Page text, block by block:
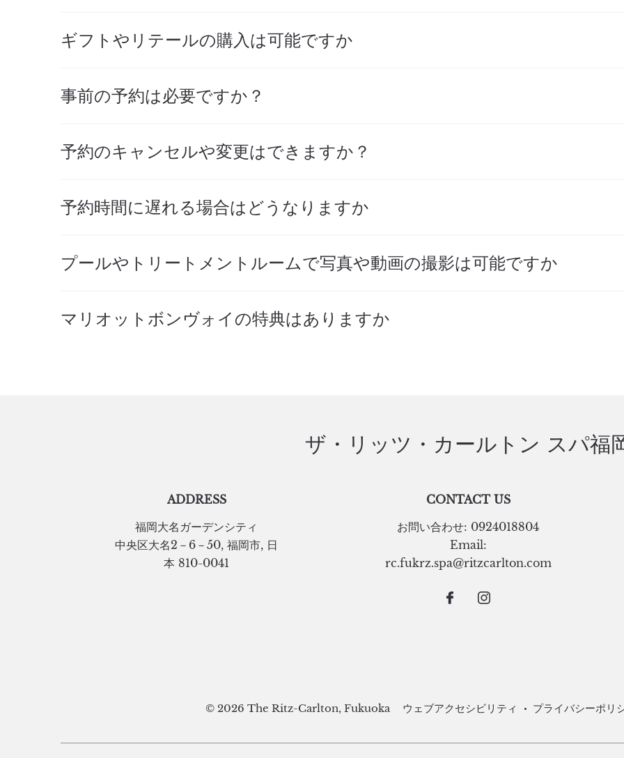
ギフトやリテールの購入は可能ですか
事前の予約は必要ですか？
予約のキャンセルや変更はできますか？
予約時間に遅れる場合はどうなりますか
プールやトリートメントルームで写真や動画の撮影は可能ですか
マリオットボンヴォイの特典はありますか
ザ・リッツ・カールトン スパ福
ADDRESS
福岡大名ガーデンシティ
中央区大名2－6－50, 福岡市, 日
本 810-0041
CONTACT US
お問い合わせ: 0924018804
Email:
rc.fukrz.spa@ritzcarlton.com
© 2026 The Ritz-Carlton, Fukuoka ウェブアクセシビリティ プライバシーポリ